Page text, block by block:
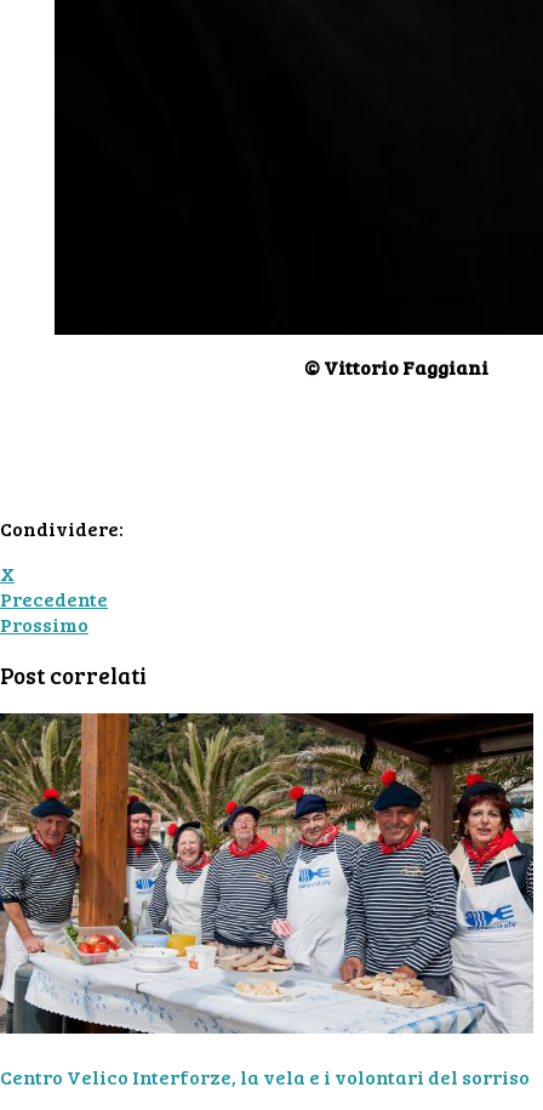
© Vittorio Faggiani
Condividere:
Precedente
Prossimo
Post correlati
Centro Velico Interforze, la vela e i volontari del sorriso